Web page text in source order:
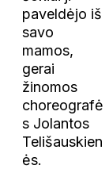
paveldėjo iš
savo
mamos,
gerai
žinomos
choreografė
s Jolantos
Telišauskien
ės.